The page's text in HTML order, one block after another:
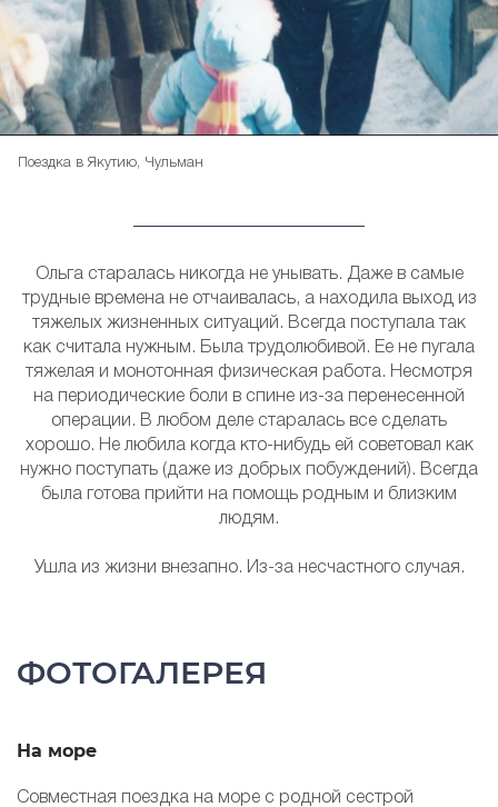
Поездка в Якутию, Чульман
Ольга старалась никогда не унывать. Даже в самые
трудные времена не отчаивалась, а находила выход из
тяжелых жизненных ситуаций. Всегда поступала так
как считала нужным. Была трудолюбивой. Ее не пугала
тяжелая и монотонная физическая работа. Несмотря
на периодические боли в спине из-за перенесенной
операции. В любом деле старалась все сделать
хорошо. Не любила когда кто-нибудь ей советовал как
нужно поступать (даже из добрых побуждений). Всегда
была готова прийти на помощь родным и близким
людям.
Ушла из жизни внезапно. Из-за несчастного случая.
ФОТОГАЛЕРЕЯ
На море
Совместная поездка на море с родной сестрой